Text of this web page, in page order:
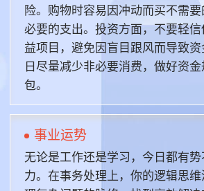
险。购物时容易因冲动而买不需
必要的支出。投资方面，不要轻
益项目，避免因盲目跟风而导致
日尽量减少非必要消费，做好资
包。
事业运势
无论是工作还是学习，今日都有
力。在事务处理上，你的逻辑思